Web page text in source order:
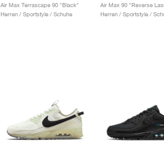
Air Max Terrascape 90 "Black"
Herren / Sportstyle / Schuhe
Air Max 90 "Reverse
Herren / Sportstyle /